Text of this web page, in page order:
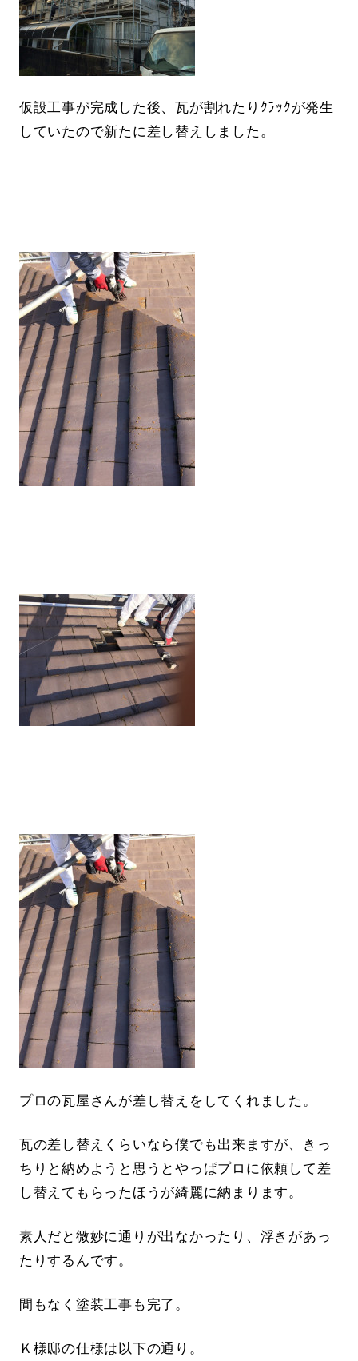
仮設工事が完成した後、瓦が割れたりｸﾗｯｸが発生
していたので新たに差し替えしました。
プロの瓦屋さんが差し替えをしてくれました。
瓦の差し替えくらいなら僕でも出来ますが、きっ
ちりと納めようと思うとやっぱプロに依頼して差
し替えてもらったほうが綺麗に納まります。
素人だと微妙に通りが出なかったり、浮きがあっ
たりするんです。
間もなく塗装工事も完了。
Ｋ様邸の仕様は以下の通り。